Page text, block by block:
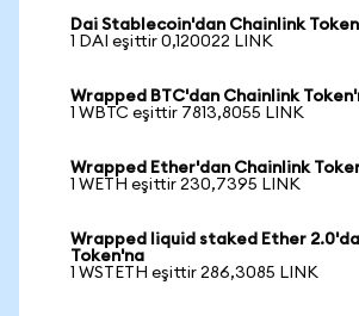
Dai Stablecoin'dan Chainlink
1 DAI eşittir 0,120022 LINK
Wrapped BTC'dan Chainlink
1 WBTC eşittir 7813,8055 LINK
Wrapped Ether'dan Chainlink
1 WETH eşittir 230,7395 LINK
Wrapped liquid staked Ether
Token'na
1 WSTETH eşittir 286,3085 LINK